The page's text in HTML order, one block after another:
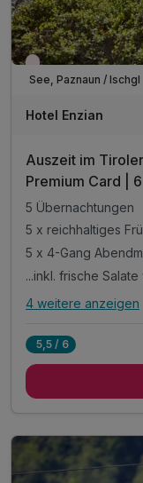
Nur noch Restplätze
See, Paznaun / Ischgl
Hotel Enzian
Auszeit im
Premium Card |
5 Übernachtungen
5 x reichhaltiges
5 x 4-Gang
...inkl. frische Salate
Alle
5 x reichhaltiges
...wöchentlich
Silvretta Card
4 weitere anzeigen
5,5 / 6